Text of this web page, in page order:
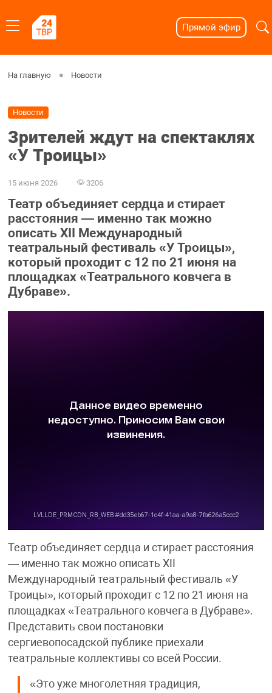
Прямой эфир
На главную Новости
Новости
Зрителей ждут на спектаклях
«У Троицы»
15 июня 2026 3206
Театр объединяет сердца и стирает
расстояния — именно так можно
описать XII Международный
театральный фестиваль «У Троицы»,
который проходит с 12 по 21 июня на
площадках «Театрального ковчега в
Дубраве».
Театр объединяет сердца и стирает расстояния
— именно так можно описать XII
Международный театральный фестиваль «У
Троицы», который проходит с 12 по 21 июня на
площадках «Театрального ковчега в Дубраве».
Представить свои постановки
сергиевопосадской публике приехали
театральные коллективы со всей России.
«Это уже многолетняя традиция,